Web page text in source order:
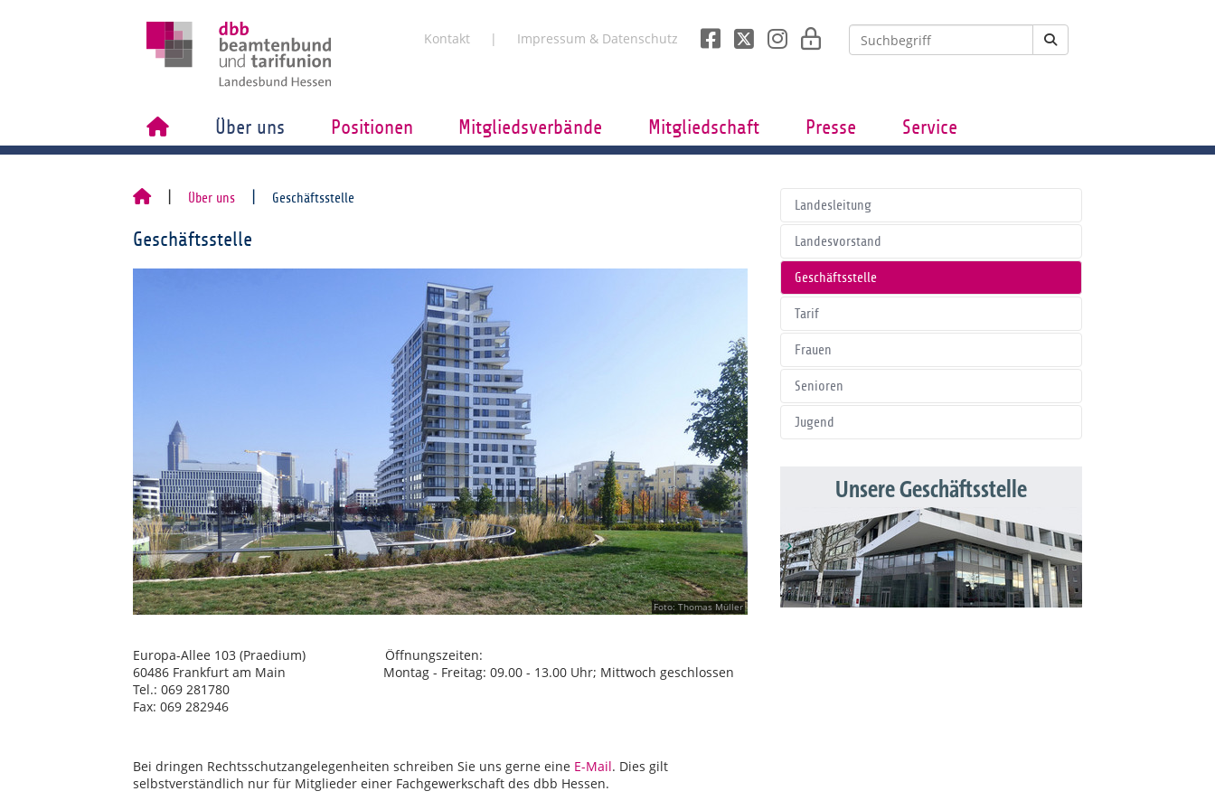
Kontakt Impressum & Datenschutz
Über uns Positionen Mitgliedsverbände Mitgliedschaft Presse Service
Über uns Geschäftsstelle
Geschäftsstelle
Foto: Thomas Müller
Europa-Allee 103 (Praedium) Öffnungszeiten:
60486 Frankfurt am Main Montag - Freitag: 09.00 - 13.00 Uhr; Mittwoch geschlossen
Tel.: 069 281780
Fax: 069 282946
Bei dringen Rechtsschutzangelegenheiten schreiben Sie uns gerne eine E-Mail. Dies gilt
selbstverständlich nur für Mitglieder einer Fachgewerkschaft des dbb Hessen.
Landesleitung
Landesvorstand
Geschäftsstelle
Tarif
Frauen
Senioren
Jugend
Unsere Geschäftsstelle